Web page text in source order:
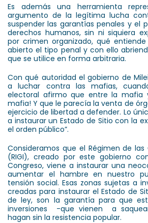
Es además una herramienta
argumento de la legítima lucha
suspender las garantías penales y el
derechos humanos, sin ni siquiera
por crimen organizado, qué
abierto el tipo penal y con ello
que se utilice en forma arbitraria.
Con qué autoridad el gobierno de
a luchar contra las mafias,
electoral afirmo que entre la mafia
mafia! Y que le parecía la venta de
ejercicio de libertad a defender. Lo
a instaurar un Estado de Sitio con la
el orden público”.
Consideramos que el Régimen de las
(RIGI), creado por este gobierno
Congreso, viene a instaurar una
aumentar el hambre en nuestro
tensión social. Esas zonas sujetas a
creadas para instaurar el Estado de
de ley, son la garantía para que
inversiones -que vienen a
hagan sin la resistencia popular.